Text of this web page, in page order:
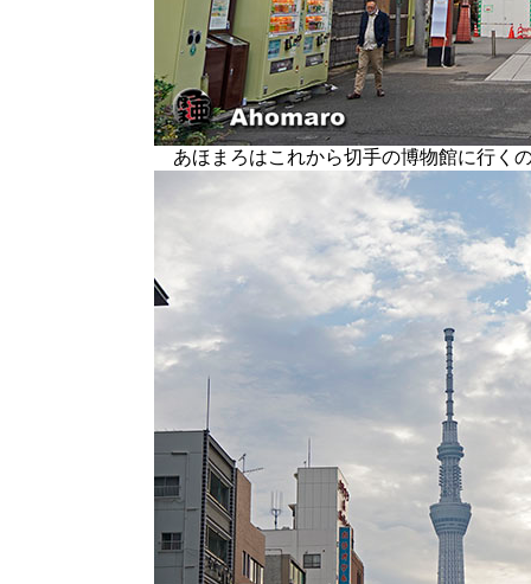
あほまろはこれから切手の博物館に行く